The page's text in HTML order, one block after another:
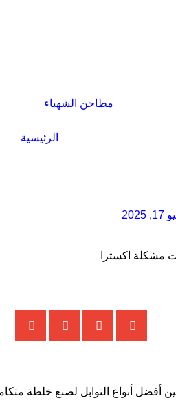
الرئيسية
2025
أفضل أنواع التوابل لصنع خلطة